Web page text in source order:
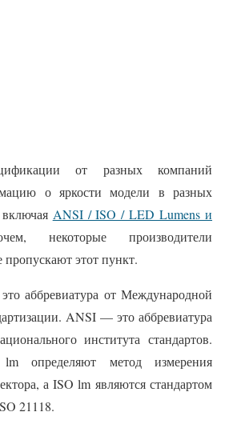
от разных компаний
о яркости модели в разных
ANSI / ISO / LED Lumens и
некоторые производители
этот пункт.
аббревиатура от Международной
ANSI — это аббревиатура
института стандартов.
определяют метод измерения
а ISO lm являются стандартом
21118.